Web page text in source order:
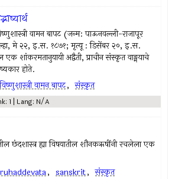
वामन बापट (जन्म: पाऊनवल्ली-राजापूर
मे २२, इ.स. १८७१; मृत्यू : डिसेंबर २०, इ.स.
एक शांकरमतानुयायी अद्वैती, प्राचीन संस्कृत वाङ्मयाचे
होते.
विष्णुशास्त्री वामन बापट, संस्कृत
1 | Lang: N/A
छंदशास्त्र ह्या विषयातील शौनकऋषींनी रचलेला एक
, sanskrit, संस्कृत